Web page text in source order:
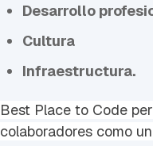
Desarrollo
Cultura
Infraestructura.
Best Place to Code
colaboradores como